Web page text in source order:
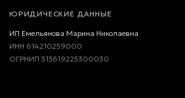
ЮРИДИЧЕСКИЕ ДАННЫЕ
ИП Емельянова Марина Николаевна
ИНН 614210259000
ОГРНИП 313619225300030